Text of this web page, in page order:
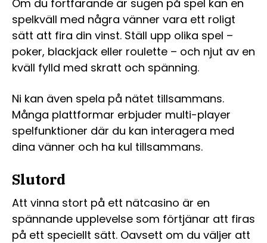
Om du fortfarande är sugen på spel kan en
spelkväll med några vänner vara ett roligt
sätt att fira din vinst. Ställ upp olika spel –
poker, blackjack eller roulette – och njut av en
kväll fylld med skratt och spänning.
Ni kan även spela på nätet tillsammans.
Många plattformar erbjuder multi-player
spelfunktioner där du kan interagera med
dina vänner och ha kul tillsammans.
Slutord
Att vinna stort på ett nätcasino är en
spännande upplevelse som förtjänar att firas
på ett speciellt sätt. Oavsett om du väljer att